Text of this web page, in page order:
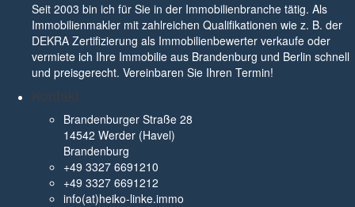
Seit 2003 bin ich für Sie in der Immobilienbranche tätig. Als
Immobilienmakler mit zahlreichen Qualifikationen wie z. B. der
DEKRA Zertifizierung als Immobilienbewerter verkaufe oder
vermiete ich Ihre Immobilie aus Brandenburg und Berlin schnell
und preisgerecht. Vereinbaren Sie Ihren Termin!
Kontakt
Brandenburger Straße 28
14542 Werder (Havel)
Brandenburg
+49 3327 6691210
+49 3327 6691212
info(at)heiko-linke.immo